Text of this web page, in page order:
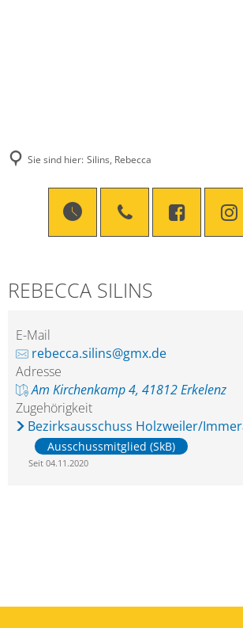
Sie sind hier: Silins, Rebecca
REBECCA SILINS
E-Mail
rebecca.silins@gmx.de
Adresse
Am Kirchenkamp 4, 41812 Erkelenz
Zugehörigkeit
Bezirksausschuss Holzweiler/
Ausschussmitglied (SkB)
Seit 04.11.2020